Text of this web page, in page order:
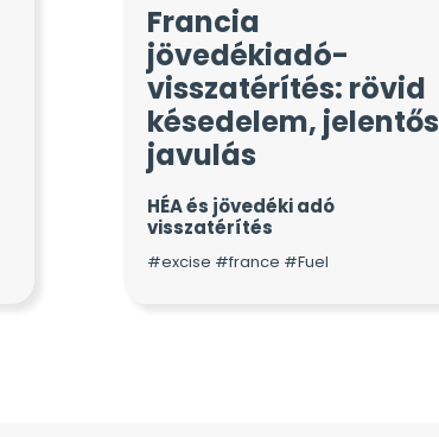
Francia
jövedékiadó-
visszatérítés: rövid
késedelem, jelentős
javulás
HÉA és jövedéki adó
visszatérítés
#excise #france #Fuel